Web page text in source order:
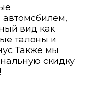
автомобилем,
вид как
талоны и
Также мы
скидку